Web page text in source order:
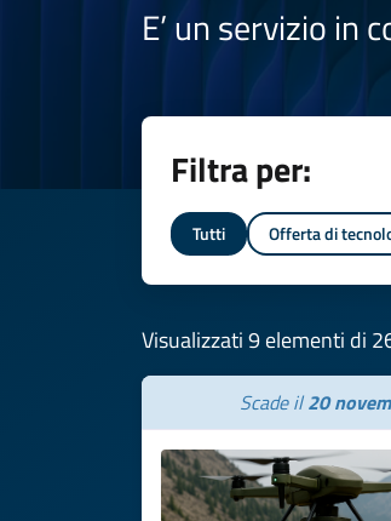
E’ un servizio in
Filtra per:
Tutti Offerta di
Visualizzati 9 elementi di
Scade il20